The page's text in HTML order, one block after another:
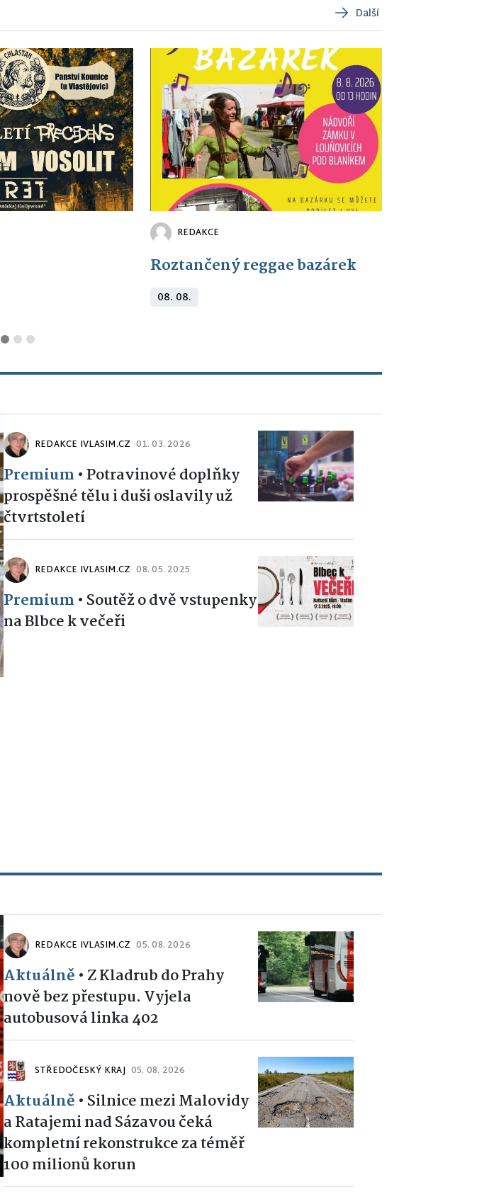
Další
REDAKCE
Roztančený reggae bazárek
08. 08.
REDAKCE IVLASIM.CZ 01. 03. 2026
Premium • Potravinové doplňky
prospěšné tělu i duši oslavily už
čtvrtstoletí
REDAKCE IVLASIM.CZ 08. 05. 2025
Premium • Soutěž o dvě vstupenky
na Blbce k večeři
REDAKCE IVLASIM.CZ 05. 08. 2026
Aktuálně • Z Kladrub do Prahy
nově bez přestupu. Vyjela
autobusová linka 402
STŘEDOČESKÝ KRAJ 05. 08. 2026
Aktuálně • Silnice mezi Malovidy
a Ratajemi nad Sázavou čeká
kompletní rekonstrukce za téměř
100 milionů korun